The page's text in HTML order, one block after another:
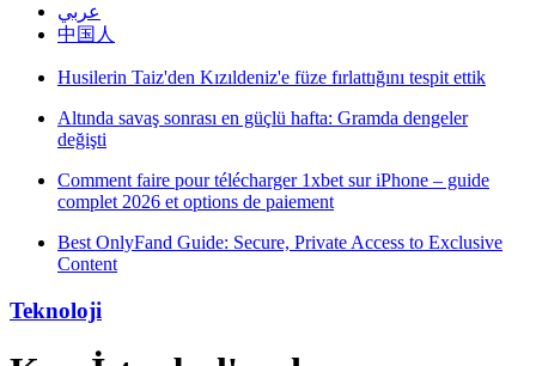
عربي
中国人
Husilerin Taiz'den Kızıldeniz'e füze fırlattığını tespit ettik
Altında savaş sonrası en güçlü hafta: Gramda dengeler
değişti
Comment faire pour télécharger 1xbet sur iPhone – guide
complet 2026 et options de paiement
Best OnlyFand Guide: Secure, Private Access to Exclusive
Content
Teknoloji